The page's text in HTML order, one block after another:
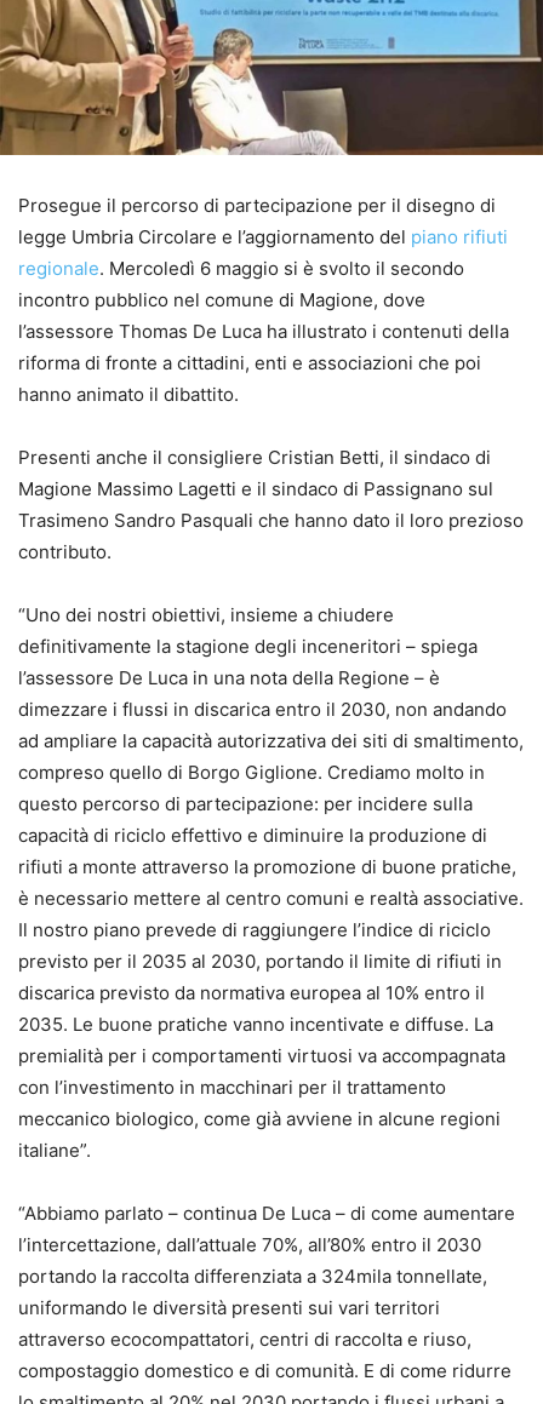
Prosegue il percorso di partecipazione per il disegno di
legge Umbria Circolare e l’aggiornamento del piano rifiuti
regionale. Mercoledì 6 maggio si è svolto il secondo
incontro pubblico nel comune di Magione, dove
l’assessore Thomas De Luca ha illustrato i contenuti della
riforma di fronte a cittadini, enti e associazioni che poi
hanno animato il dibattito.
Presenti anche il consigliere Cristian Betti, il sindaco di
Magione Massimo Lagetti e il sindaco di Passignano sul
Trasimeno Sandro Pasquali che hanno dato il loro prezioso
contributo.
“Uno dei nostri obiettivi, insieme a chiudere
definitivamente la stagione degli inceneritori – spiega
l’assessore De Luca in una nota della Regione – è
dimezzare i flussi in discarica entro il 2030, non andando
ad ampliare la capacità autorizzativa dei siti di smaltimento,
compreso quello di Borgo Giglione. Crediamo molto in
questo percorso di partecipazione: per incidere sulla
capacità di riciclo effettivo e diminuire la produzione di
rifiuti a monte attraverso la promozione di buone pratiche,
è necessario mettere al centro comuni e realtà associative.
Il nostro piano prevede di raggiungere l’indice di riciclo
previsto per il 2035 al 2030, portando il limite di rifiuti in
discarica previsto da normativa europea al 10% entro il
2035. Le buone pratiche vanno incentivate e diffuse. La
premialità per i comportamenti virtuosi va accompagnata
con l’investimento in macchinari per il trattamento
meccanico biologico, come già avviene in alcune regioni
italiane”.
“Abbiamo parlato – continua De Luca – di come aumentare
l’intercettazione, dall’attuale 70%, all’80% entro il 2030
portando la raccolta differenziata a 324mila tonnellate,
uniformando le diversità presenti sui vari territori
attraverso ecocompattatori, centri di raccolta e riuso,
compostaggio domestico e di comunità. E di come ridurre